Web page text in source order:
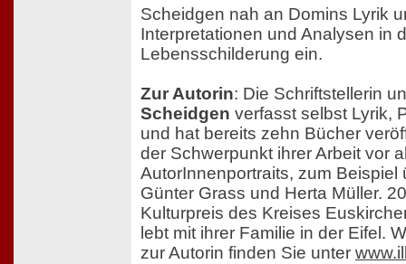
Scheidgen nah an Domins Lyrik
Interpretationen und Analysen in
Lebensschilderung ein.
Zur Autorin: Die Schriftstellerin
Scheidgen verfasst selbst Lyrik,
und hat bereits zehn Bücher
der Schwerpunkt ihrer Arbeit vor
AutorInnenportraits, zum Beispiel
Günter Grass und Herta Müller.
Kulturpreis des Kreises
lebt mit ihrer Familie in der Eifel.
zur Autorin finden Sie unter